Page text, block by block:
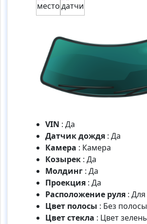
VIN : Да
Датчик дождя: Да
Камера : Камера
Козырек: Да
Молдинг: Да
Проекция: Да
Расположение руля: Для
Цвет полосы : Без полосы
Цвет стекла : Цвет